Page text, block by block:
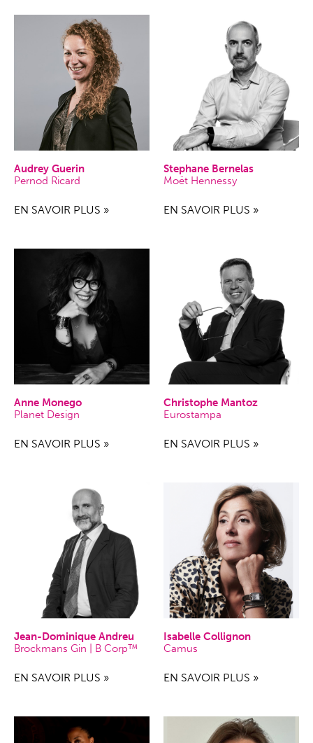
Audrey Guerin
Pernod Ricard
EN SAVOIR PLUS »
Stephane Bernelas
Moët Hennessy
EN SAVOIR PLUS »
Anne Monego
Planet Design
EN SAVOIR PLUS »
Christophe Mantoz
Eurostampa
EN SAVOIR PLUS »
Jean-Dominique Andreu
Brockmans Gin | B Corp™
EN SAVOIR PLUS »
Isabelle Collignon
Camus
EN SAVOIR PLUS »